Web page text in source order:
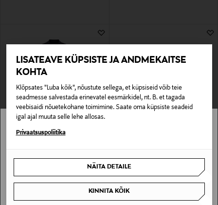
LISATEAVE KÜPSISTE JA ANDMEKAITSE
KOHTA
Klõpsates "Luba kõik", nõustute sellega, et küpsiseid võib teie
seadmesse salvestada erinevatel eesmärkidel, nt. B. et tagada
veebisaidi nõuetekohane toimimine. Saate oma küpsiste seadeid
igal ajal muuta selle lehe allosas.
Privaatsuspoliitika
NÄITA DETAILE
KINNITA KÕIK
EELIS KUPONGIGA
Hopper U Active Hopsack bleiser
Stockmann pole Sinu riigis saadaval.
SAAN ARU